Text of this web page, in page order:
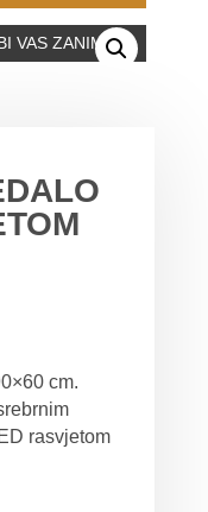
VAS ZANIMATI
cm.
rasvjetom